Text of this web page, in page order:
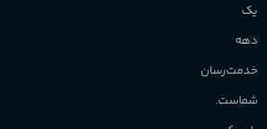
گروه بویایی
یک
دهه
خدمت‌رسان
شماست.